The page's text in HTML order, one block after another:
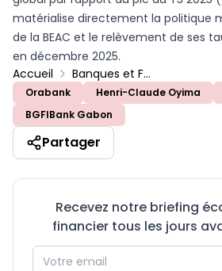
matérialise directement la politique
de la BEAC et le relèvement de ses
en décembre 2025.
Accueil
Banques et Finance
Orabank Henri-Claude Oyima
BGFIBank Gabon
Partager
Recevez notre briefing
financier tous les jours